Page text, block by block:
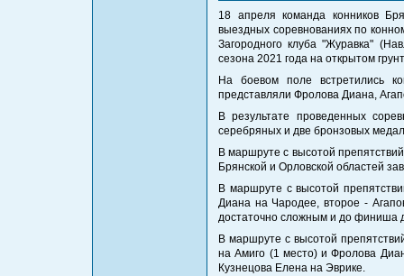
18 апреля команда конников
выездных соревнованиях по
Загородного клуба "Журавка"
сезона 2021 года на открытом
На боевом поле встретились
представляли Фролова Диана,
В результате проведенных
серебряных и две бронзовых
В маршруте с высотой
Брянской и Орловской областей
В маршруте с высотой
Диана на Чародее, второе -
достаточно сложным и до финиша
В маршруте с высотой
на Амиго (1 место) и Фролова
Кузнецова Елена на Эврике.